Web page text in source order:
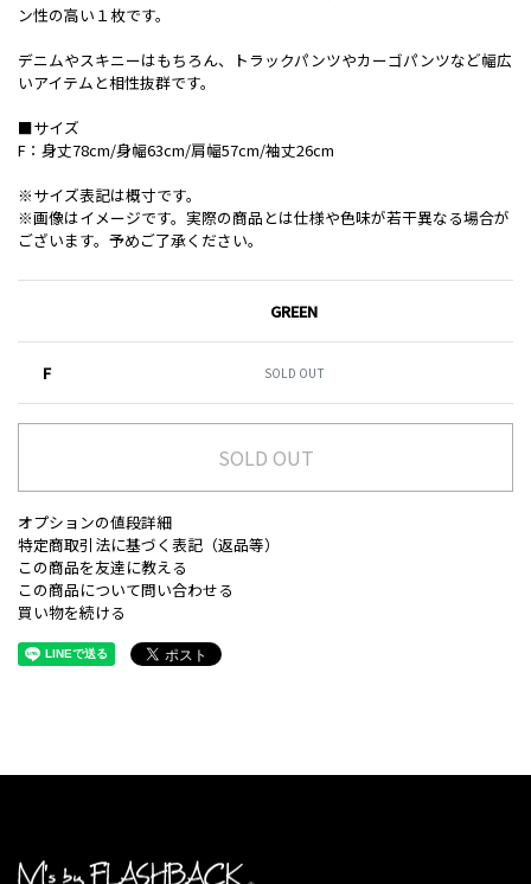
ン性の高い１枚です。
デニムやスキニーはもちろん、トラックパンツやカーゴパンツなど幅広
いアイテムと相性抜群です。
■サイズ
F：身丈78cm/身幅63cm/肩幅57cm/袖丈26cm
※サイズ表記は概寸です。
※画像はイメージです。実際の商品とは仕様や色味が若干異なる場合が
ございます。予めご了承ください。
GREEN
F SOLD OUT
SOLD OUT
オプションの値段詳細
特定商取引法に基づく表記（返品等）
この商品を友達に教える
この商品について問い合わせる
買い物を続ける